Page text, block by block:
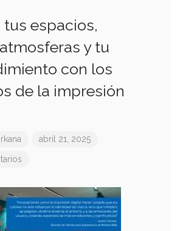
tus espacios,
y tu
con los
de la impresión
abril 21, 2025